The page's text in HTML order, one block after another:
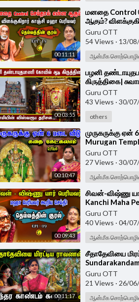
00:11:11
⁣மனதை Control
ஆகும்?
Periyavar |
Guru OTT
54 Views · 13/
ஆன்மீக
00:03:55
⁣பழனி
கிருத்திகை|
தரிசனம்| Palani
Krittikai
Guru OTT
43 Views · 30/
others
00:10:47
⁣முருகருக்கு ஏன்
Murugan
Kathai
for Kids in Tamil
Guru OTT
27 Views · 30/
ஆன்மீக
00:09:43
⁣சிவன்-விஷ்ணு
Kanchi Maha
Sudha
Guru OTT
40 Views · 04/
ஆன்மீக
00:11:17
⁣சீதாதேவியை
Divya Iyer |
Guru OTT
21 Views · 26/
ஆன்மீக